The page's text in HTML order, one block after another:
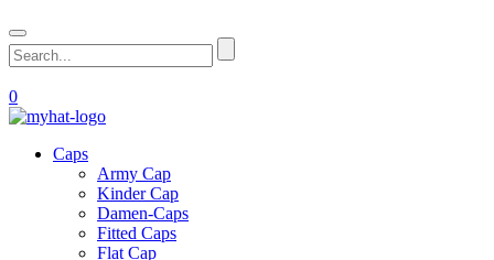
0
Caps
Army Cap
Kinder Cap
Damen-Caps
Fitted Caps
Flat Cap